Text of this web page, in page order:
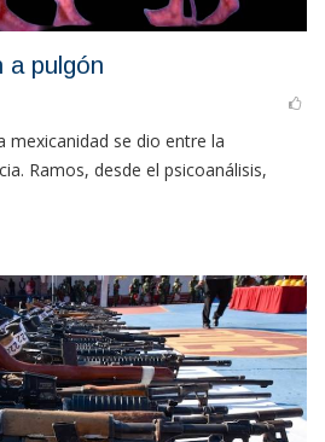
a pulgón
mexicanidad se dio entre la
Ramos, desde el psicoanálisis,